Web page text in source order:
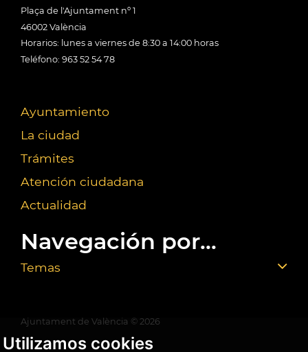
Utilizamos cookies
Plaça de l'Ajuntament nº 1
46002 València
Horarios: lunes a viernes de 8:30 a 14:00 horas
Teléfono: 963 52 54 78
Ayuntamiento
La ciudad
Trámites
Atención ciudadana
Actualidad
Navegación por...
Temas
Ajuntament de València © 2026